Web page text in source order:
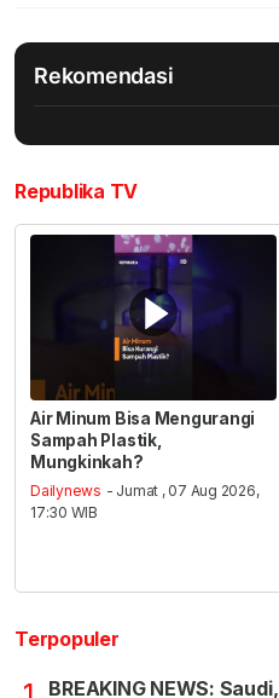
Rekomendasi
Republika TV
Air Minum Bisa Mengurangi
Sampah Plastik,
Mungkinkah?
Dailynews - Jumat , 07 Aug 2026,
17:30 WIB
Terpopuler
BREAKING NEWS: Saudi,